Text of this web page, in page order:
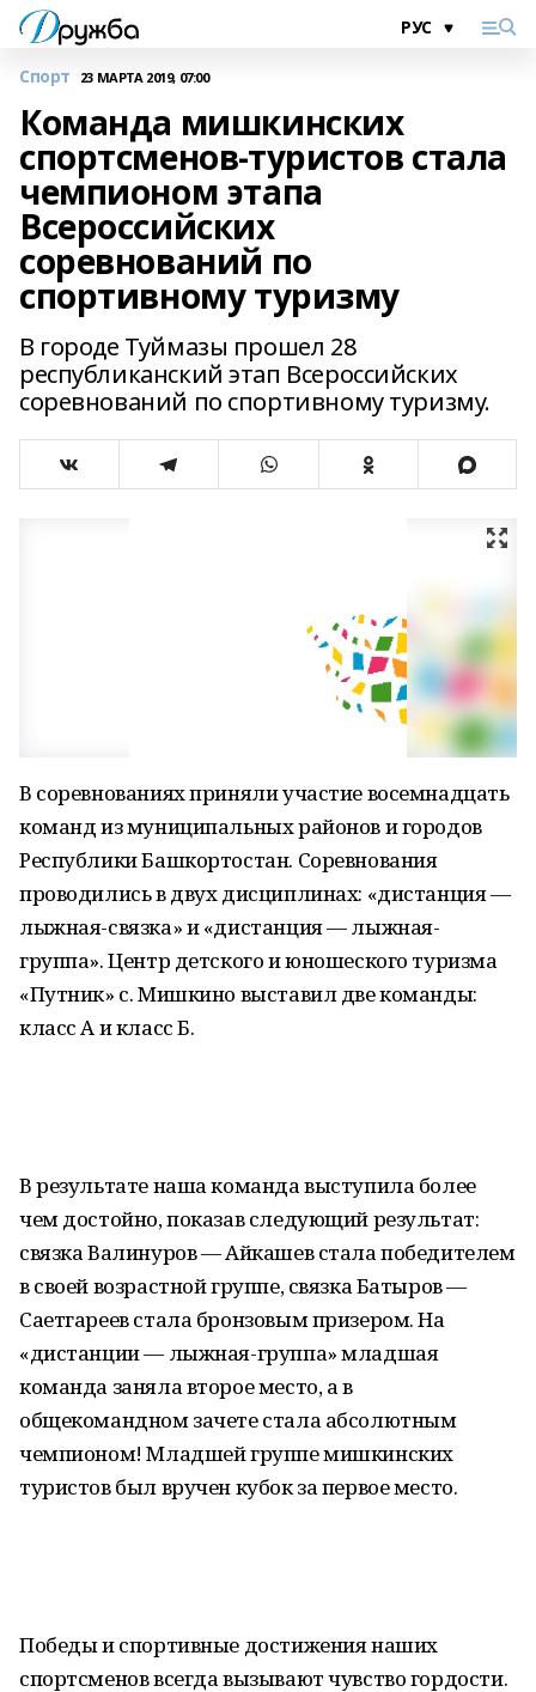
Спорт 23 МАРТА 2019, 07:00
Команда мишкинских
спортсменов-туристов стала
чемпионом этапа
Всероссийских
соревнований по
спортивному туризму
В городе Туймазы прошел 28
республиканский этап Всероссийских
соревнований по спортивному туризму.
В соревнованиях приняли участие восемнадцать
команд из муниципальных районов и городов
Республики Башкортостан. Соревнования
проводились в двух дисциплинах: «дистанция —
лыжная-связка» и «дистанция — лыжная-
группа». Центр детского и юношеского туризма
«Путник» с. Мишкино выставил две команды:
класс А и класс Б.
В результате наша команда выступила более
чем достойно, показав следующий результат:
связка Валинуров — Айкашев стала победителем
в своей возрастной группе, связка Батыров —
Саетгареев стала бронзовым призером. На
«дистанции — лыжная-группа» младшая
команда заняла второе место, а в
общекомандном зачете стала абсолютным
чемпионом! Младшей группе мишкинских
туристов был вручен кубок за первое место.
Победы и спортивные достижения наших
спортсменов всегда вызывают чувство гордости.